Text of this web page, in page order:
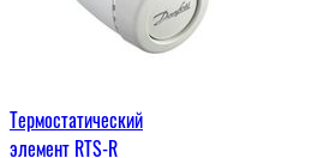
Термостатический
элемент RTS-R